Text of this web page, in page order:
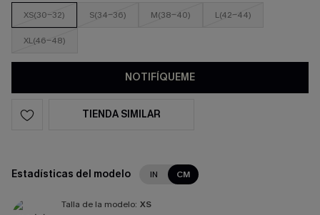
XS(30-32) S(34-36) M(38-40) L(42-44)
XL(46-48)
NOTIFÍQUEME
TIENDA SIMILAR
Estadísticas del modelo IN CM
Talla de la modelo: XS